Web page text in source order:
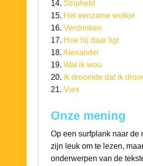
14. Stripheld
15. Het eenzame wolkje
16. Verdrinken
17. Hoe hij daar ligt
18. Alexander
19. Wat ik wou
20.
Ik droomde dat ik
21. Vies
Onze mening
Op een surfplank naar de
zijn leuk om te lezen,
onderwerpen van de